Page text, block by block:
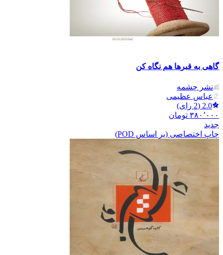
گاهی به قبرها هم نگاه کن
نشر‌ چشمه
عباس عظیمی
2.0
(
2 رای)
۳۸۰٬۰۰۰ تومان
جدید
چاپ اختصاصی (بر اساس POD)